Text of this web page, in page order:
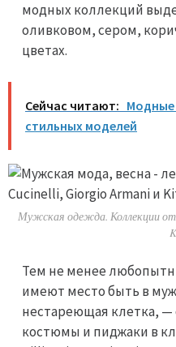
модных коллекций
оливковом, сером,
цветах.
Сейчас читают: Модные
стильных моделей
Мужская одежда. Коллекции
Тем не менее
имеют место быть в
нестареющая клетка, —
костюмы и пиджаки в